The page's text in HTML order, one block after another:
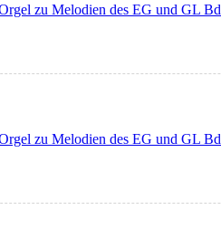
zu Melodien des EG und GL
zu Melodien des EG und GL